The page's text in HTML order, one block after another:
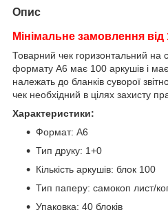
Опис
Мінімальне замовлення від
Товарний чек горизонтальний на
формату А6 має 100 аркушів і має
належать до бланків суворої
чек необхідний в цілях захисту
Характеристики:
Формат: A6
Тип друку: 1+0
Кількість аркушів: блок 100
Тип паперу: самокоп лист/
Упаковка: 40 блоків